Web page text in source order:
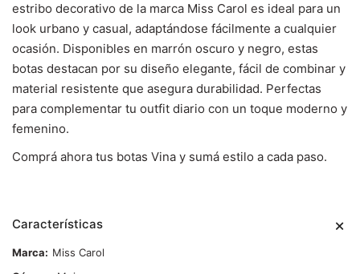
estribo decorativo de la marca Miss Carol es ideal para un
look urbano y casual, adaptándose fácilmente a cualquier
ocasión. Disponibles en marrón oscuro y negro, estas
botas destacan por su diseño elegante, fácil de combinar y
material resistente que asegura durabilidad. Perfectas
para complementar tu outfit diario con un toque moderno y
femenino.
Comprá ahora tus botas Vina y sumá estilo a cada paso.
Características
Marca
Miss Carol